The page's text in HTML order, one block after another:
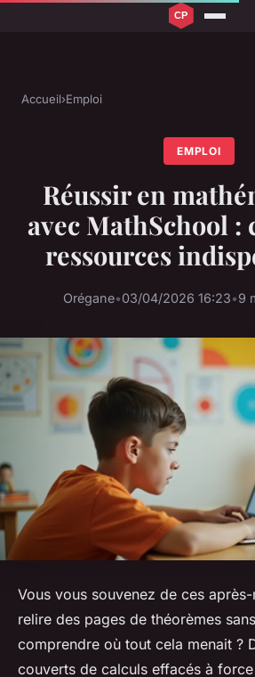
Accueil›Emploi
EMPLOI
Réussir en
avec MathSchool :
ressources
Orégane•03/04/2026 16:23•9
Vous vous souvenez de ces
relire des pages de théorèmes
comprendre où tout cela menait ?
couverts de calculs effacés à force